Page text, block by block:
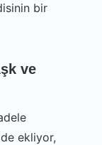
bir
ve
ekliyor,